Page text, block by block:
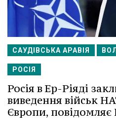
САУДІВСЬКА АРАВІЯ
РОСІЯ
Росія в Ер-Ріяді
виведення військ
Європи, повідомляє